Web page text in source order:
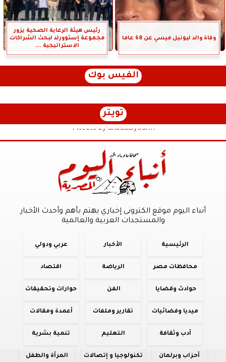
وفاة والد ليونيل ميسي عن 68 عاما
رئيس هيئة الرعاية الصحية يزور
مجموعة إستوورلد لبحث الشراكات
الاستراتيجية ...
الفيس بوك
تويتر
Tweets by anbaaalyoum1
أنباء اليوم موقع الكترونى إخباري يهتم بأهم وأحدث الأخبار
والمستجدات العربية والعالمية
الرئيسية الأخبار عربي ودولي
محافظات مصر الرياضة اقتصاد
حوادث وقضايا الفن حوارات وتحقيقات
ميديا وفضائيات تقارير وملفات أعمدة ومقالات
أدب وثقافة التعليم تنمية بشرية
أحزاب وبرلمان تكنولوجيا و إتصالات المرأة والطفل